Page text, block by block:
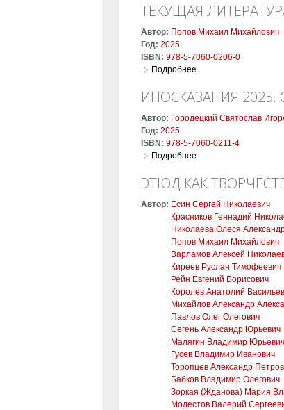
ТЕКУЩАЯ
Автор: Попов Михаил Михайлович
Год: 2025
ISBN: 978-5-7060-0206-0
Подробнее
ИНОСКАЗАНИЯ
Автор: Городецкий Святослав
Год: 2025
ISBN: 978-5-7060-0211-4
Подробнее
ЭТЮД КАК
Автор: Есин Сергей Николаевич
Красников Геннадий
Николаева Олеся
Попов Михаил Михайлович
Варламов Алексей
Киреев Руслан Тимофеевич
Рейн Евгений Борисович
Королев Анатолий
Михайлов Александр
Павлов Олег Олегович
Сегень Александр Юрьевич
Малягин Владимир Юрьевич
Гусев Владимир Иванович
Торопцев Александр
Бабков Владимир Олегович
Зоркая (Жданова) Мария
Модестов Валерий